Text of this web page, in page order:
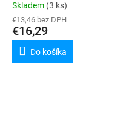
Skladem (3 ks)
€13,46 bez DPH
€16,29
Do košíka